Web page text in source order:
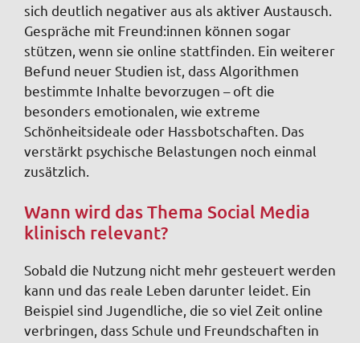
sich deutlich negativer aus als aktiver Austausch.
Gespräche mit Freund:innen können sogar
stützen, wenn sie online stattfinden. Ein weiterer
Befund neuer Studien ist, dass Algorithmen
bestimmte Inhalte bevorzugen – oft die
besonders emotionalen, wie extreme
Schönheitsideale oder Hassbotschaften. Das
verstärkt psychische Belastungen noch einmal
zusätzlich.
Wann wird das Thema Social Media
klinisch relevant?
Sobald die Nutzung nicht mehr gesteuert werden
kann und das reale Leben darunter leidet. Ein
Beispiel sind Jugendliche, die so viel Zeit online
verbringen, dass Schule und Freundschaften in